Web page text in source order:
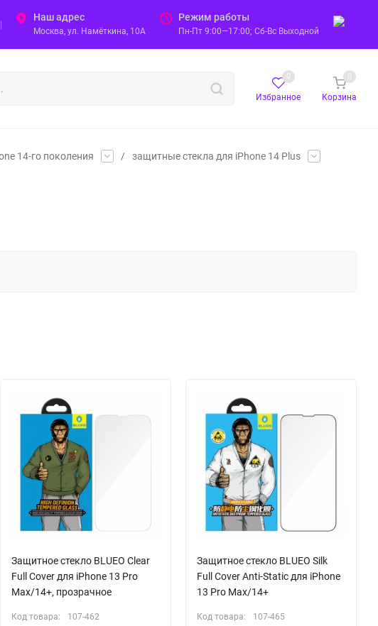
Наш адрес
Москва, ул. Намёткина, 10А
Режим работы
Пн-Пт 9:00—17:00; Сб-Вс Выходной
Избранное
0
Корзина
0
14-го поколения / защитные стекла для iPhone 14 Plus
Защитное стекло BLUEO Clear
Full Cover для iPhone 13 Pro
Max/14+, прозрачное
Код товара: 107-462
Защитное стекло BLUEO Silk
Full Cover Anti-Static для iPhone
13 Pro Max/14+
Код товара: 107-465